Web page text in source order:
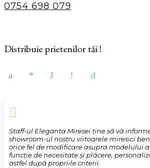
0754 698 079
Distribuie prietenilor tăi !

Staff-ul Eleganta Miresei ține să vă
showroom-ul nostru viitoarele miresici
orice fel de modificare asupra modelului
funcție de necesitate și plăcere,
astfel după propriile criterii.